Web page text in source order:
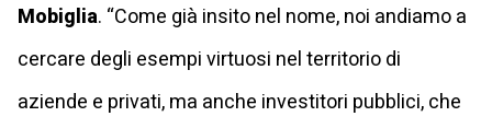
Mobiglia. “Come già insito nel nome, noi andiamo a
cercare degli esempi virtuosi nel territorio di
aziende e privati, ma anche investitori pubblici, che